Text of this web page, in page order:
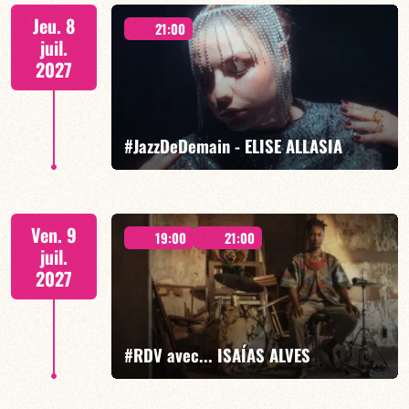
Mario Canonge / Michel Zenino
Jeu. 8
juil.
2027
21:00
#JazzDeDemain - ELISE ALLASIA
Elise Allasia voix/lead, TBA
EN SAVOIR PLUS RÉSERVER
Ven. 9
juil.
2027
19:00 21:00
#RDV avec... ISAÍAS ALVES